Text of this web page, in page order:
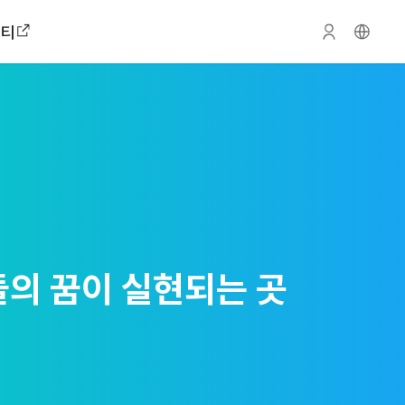
품다꿈이 실현되는 곳
가꾸는 숲이 되다